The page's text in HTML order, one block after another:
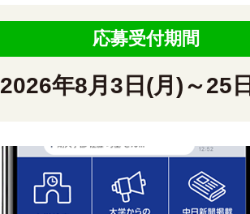
応募受付期間
2026年8月3日(月)～25